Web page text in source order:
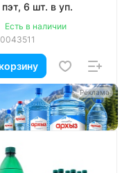
Реклама
пэт, 6 шт. в уп.
Есть в наличии
0043511